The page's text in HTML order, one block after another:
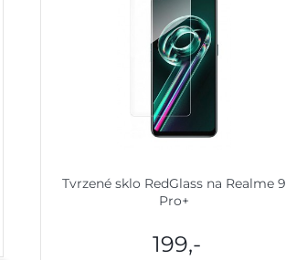
Tvrzené sklo RedGlass na Realme 9
Pro+
199,-